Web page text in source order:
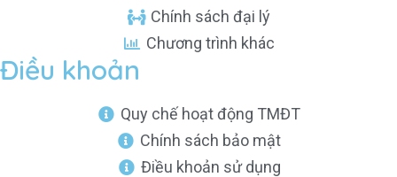
Chính sách đại lý
Chương trình khác
Điều khoản
Quy chế hoạt động TMĐT
Chính sách bảo mật
Điều khoản sử dụng